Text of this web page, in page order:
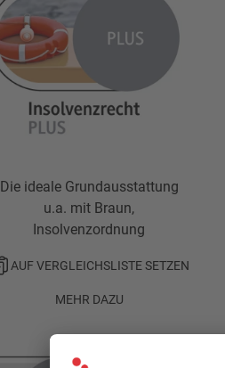
Die ideale Grundausstattung
u.a. mit Braun,
Insolvenzordnung
AUF VERGLEICHSLISTE SETZEN
MEHR DAZU